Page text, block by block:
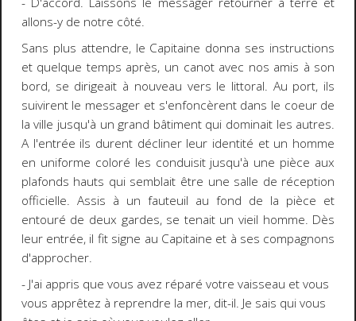
allons-y de notre côté.
Sans plus attendre, le Capitaine donna ses instructions
et quelque temps après, un canot avec nos amis à son
bord, se dirigeait à nouveau vers le littoral. Au port, ils
suivirent le messager et s'enfoncèrent dans le coeur de
la ville jusqu'à un grand bâtiment qui dominait les autres.
A l'entrée ils durent décliner leur identité et un homme
en uniforme coloré les conduisit jusqu'à une pièce aux
plafonds hauts qui semblait être une salle de réception
officielle. Assis à un fauteuil au fond de la pièce et
entouré de deux gardes, se tenait un vieil homme. Dès
leur entrée, il fit signe au Capitaine et à ses compagnons
d'approcher.
- J'ai appris que vous avez réparé votre vaisseau et vous
vous apprêtez à reprendre la mer, dit-il. Je sais qui vous